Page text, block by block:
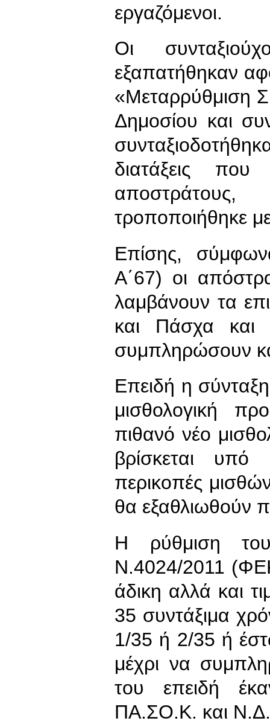
εργαζόμενοι.
Οι
εξαπατήθηκαν
«Μεταρρύθμιση
Δημοσίου και
διατάξεις
τροποποιήθηκε
Επίσης,
Α΄67) οι
λαμβάνουν τα
και Πάσχα και
συμπληρώσουν
Επειδή η
μισθολογική
πιθανό νέο
βρίσκεται υπό
περικοπές
θα εξαθλιωθούν
Η ρύθμιση
Ν.4024/2011 (ΦΕΚ
άδικη αλλά και
35 συντάξιμα
1/35 ή 2/35 ή
μέχρι να
του επειδή
ΠΑ.ΣΟ.Κ. και Ν.Δ.